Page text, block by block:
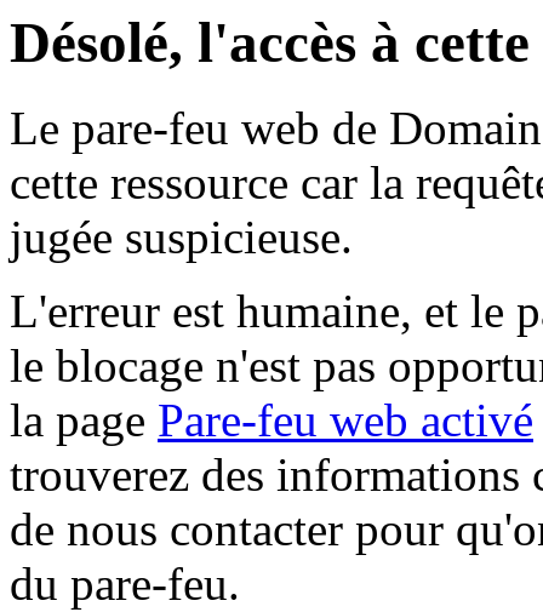
Désolé, l'accès à
Le pare-feu web de
cette ressource car la
jugée suspicieuse.
L'erreur est humaine, et le
le blocage n'est pas
la page Pare-feu web activé
trouverez des informations
de nous contacter pour
du pare-feu.